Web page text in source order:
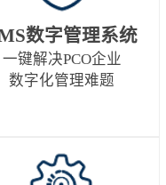
数字管理系统
一键解决PCO企业
数字化管理难题